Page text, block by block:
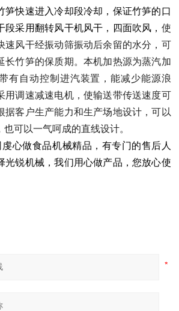
笋快速进入冷却段冷却，保证竹笋的口
段采用翻转风干机风干，四面吹风， 使
速风干经振动筛振动后余留的水分，可
长竹笋的保质期。本机加热源为蒸汽加
有自动控制进汽装置，能减少能源浪
用调速减速电机，使输送带传送速度可
据客户生产能力和生产场地设计，可以
可以一气呵成的直线设计。
心做食品机械精品，有专门的售后人
光锐机械，我们用心做产品，您放心使